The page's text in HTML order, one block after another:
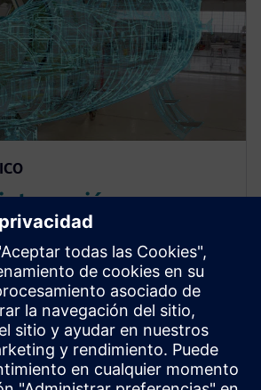
para reducir el
integración ECAD-MCAD lleva a
y garantiza un diseño
del coste de calidad.